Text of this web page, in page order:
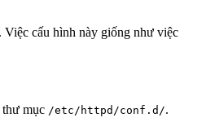
Việc cấu hình này giống như việc
thư mục /etc/httpd/conf.d/.